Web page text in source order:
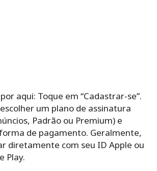
aqui: Toque em “Cadastrar-se”.
um plano de assinatura
Padrão ou Premium) e
de pagamento. Geralmente,
diretamente com seu ID Apple ou
Play.